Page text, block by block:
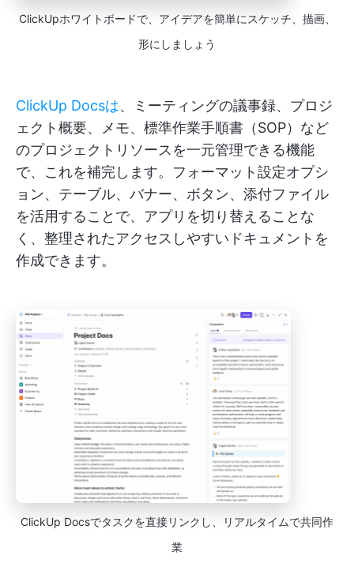
ClickUpホワイトボードで、アイデアを簡単にスケッチ、描画、
形にしましょう
ClickUp Docsは、ミーティングの議事録、プロジ
ェクト概要、メモ、標準作業手順書（SOP）など
のプロジェクトリソースを一元管理できる機能
で、これを補完します。フォーマット設定オプシ
ョン、テーブル、バナー、ボタン、添付ファイル
を活用することで、アプリを切り替えることな
く、整理されたアクセスしやすいドキュメントを
作成できます。
ClickUp Docsでタスクを直接リンクし、リアルタイムで共同作
業